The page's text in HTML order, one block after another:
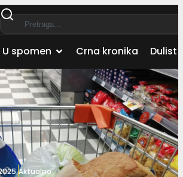
U spomen Crna kronika Dulist
Aktualno